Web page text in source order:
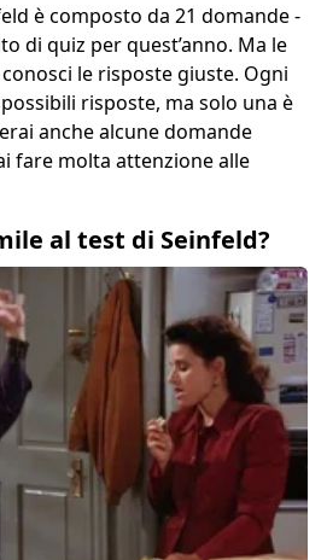
è composto da 21 domande -
di quiz per quest’anno. Ma le
le risposte giuste. Ogni
risposte, ma solo una è
anche alcune domande
fare molta attenzione alle
al test di Seinfeld?